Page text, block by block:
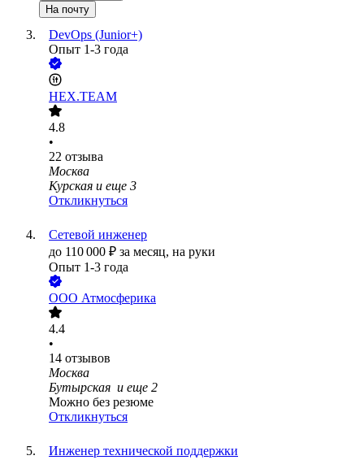
На почту
DevOps (Junior+)
Опыт 1-3 года
HEX.TEAM
4.8
•
22 отзыва
Москва
Курская и еще 3
Откликнуться
Сетевой инженер
до 110 000 ₽ за месяц, на руки
Опыт 1-3 года
ООО Атмосферика
4.4
•
14 отзывов
Москва
Бутырская и еще 2
Можно без резюме
Откликнуться
Инженер технической поддержки